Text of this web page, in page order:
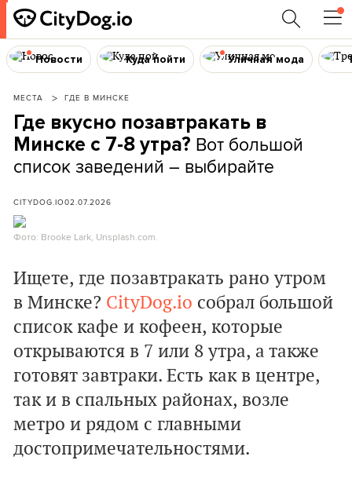
Новости Куда пойти Уличная мода
МЕСТА ГДЕ В МИНСКЕ
Где вкусно позавтракать в
Минске с 7-8 утра? Вот большой
список заведений – выбирайте
CITYDOG.IO02.07.2026
Фото: Brooke Lark, Unsplash.com.
Ищете, где позавтракать рано утром
в Минске? CityDog.io собрал большой
список кафе и кофеен, которые
открываются в 7 или 8 утра, а также
готовят завтраки. Есть как в центре,
так и в спальных районах, возле
метро и рядом с главными
достопримечательностями.